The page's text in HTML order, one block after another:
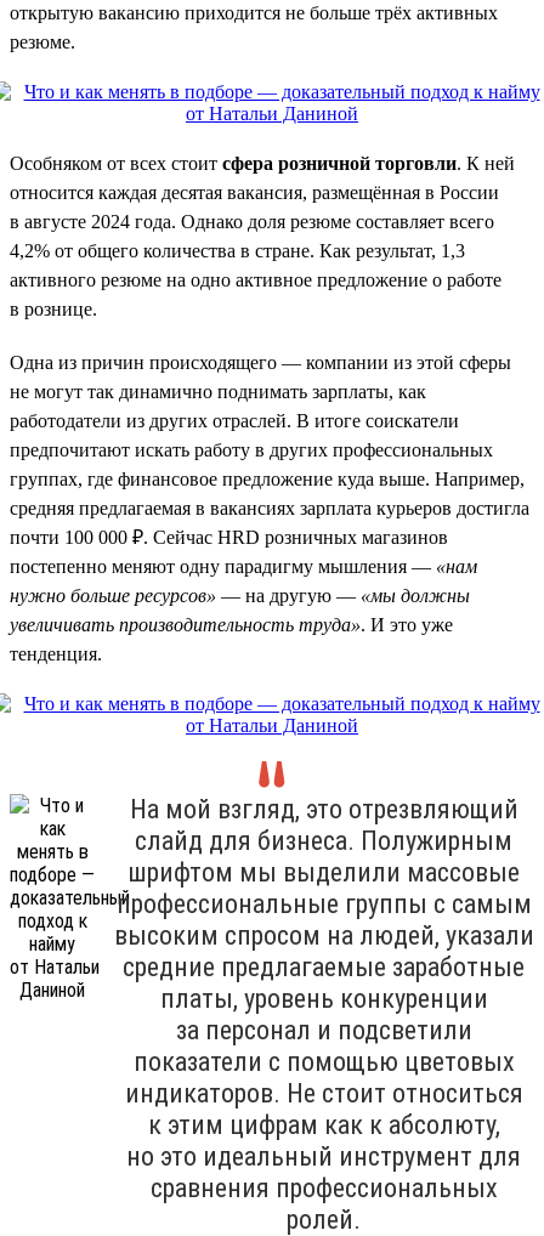
открытую вакансию приходится не больше трёх активных
резюме.
Особняком от всех стоит сфера розничной торговли. К ней
относится каждая десятая вакансия, размещённая в России
в августе 2024 года. Однако доля резюме составляет всего
4,2% от общего количества в стране. Как результат, 1,3
активного резюме на одно активное предложение о работе
в рознице.
Одна из причин происходящего — компании из этой сферы
не могут так динамично поднимать зарплаты, как
работодатели из других отраслей. В итоге соискатели
предпочитают искать работу в других профессиональных
группах, где финансовое предложение куда выше. Например,
средняя предлагаемая в вакансиях зарплата курьеров достигла
почти 100 000 ₽. Сейчас HRD розничных магазинов
постепенно меняют одну парадигму мышления — «нам
нужно больше ресурсов» — на другую — «мы должны
увеличивать производительность труда». И это уже
тенденция.
На мой взгляд, это отрезвляющий
слайд для бизнеса. Полужирным
шрифтом мы выделили массовые
профессиональные группы с самым
высоким спросом на людей, указали
средние предлагаемые заработные
платы, уровень конкуренции
за персонал и подсветили
показатели с помощью цветовых
индикаторов. Не стоит относиться
к этим цифрам как к абсолюту,
но это идеальный инструмент для
сравнения профессиональных
ролей.